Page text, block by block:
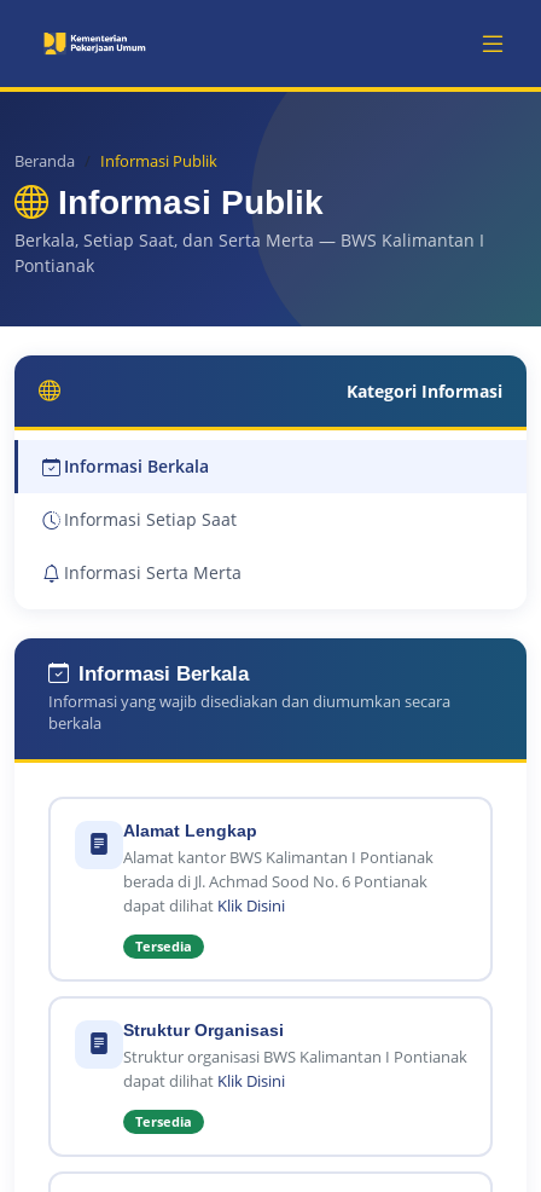
Beranda Informasi Publik
Informasi Publik
Berkala, Setiap Saat, dan Serta Merta — BWS Kalimantan I
Pontianak
Kategori Informasi
Informasi Berkala
Informasi Setiap Saat
Informasi Serta Merta
Informasi Berkala
Informasi yang wajib disediakan dan diumumkan secara
berkala
Alamat Lengkap
Alamat kantor BWS Kalimantan I Pontianak
berada di Jl. Achmad Sood No. 6 Pontianak
dapat dilihat Klik Disini
Tersedia
Struktur Organisasi
Struktur organisasi BWS Kalimantan I Pontianak
dapat dilihat Klik Disini
Tersedia